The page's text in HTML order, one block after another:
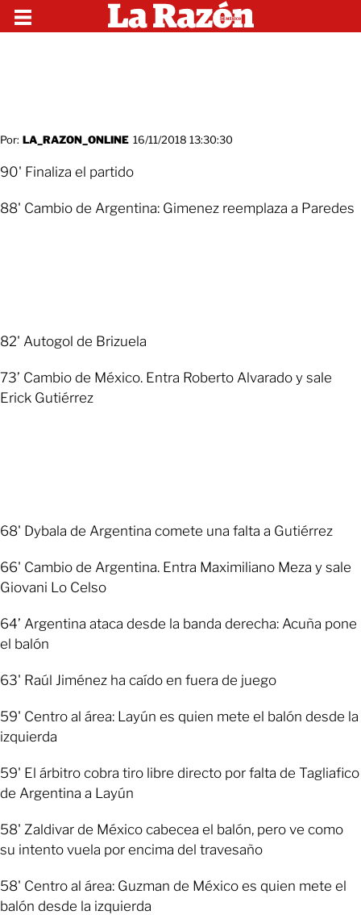
Por: LA_RAZON_ONLINE 16/11/2018 13:30:30
90' Finaliza el partido
88' Cambio de Argentina: Gimenez reemplaza a Paredes
82' Autogol de Brizuela
73’ Cambio de México. Entra Roberto Alvarado y sale
Erick Gutiérrez
68' Dybala de Argentina comete una falta a Gutiérrez
66' Cambio de Argentina. Entra Maximiliano Meza y sale
Giovani Lo Celso
64’ Argentina ataca desde la banda derecha: Acuña pone
el balón
63' Raúl Jiménez ha caído en fuera de juego
59' Centro al área: Layún es quien mete el balón desde la
izquierda
59' El árbitro cobra tiro libre directo por falta de Tagliafico
de Argentina a Layún
58' Zaldivar de México cabecea el balón, pero ve como
su intento vuela por encima del travesaño
58' Centro al área: Guzman de México es quien mete el
balón desde la izquierda